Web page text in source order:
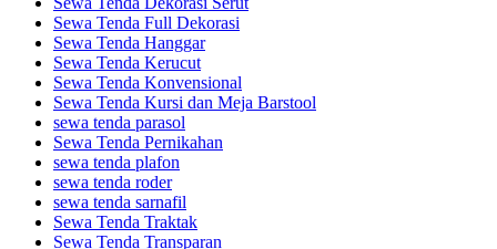
Sewa Tenda Full Dekorasi
Sewa Tenda Hanggar
Sewa Tenda Kerucut
Sewa Tenda Konvensional
Sewa Tenda Kursi dan Meja Barstool
sewa tenda parasol
Sewa Tenda Pernikahan
sewa tenda plafon
sewa tenda roder
sewa tenda sarnafil
Sewa Tenda Traktak
Sewa Tenda Transparan